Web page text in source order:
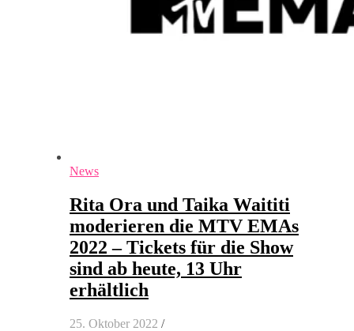
News
Rita Ora und Taika Waititi
moderieren die MTV EMAs
2022 – Tickets für die Show
sind ab heute, 13 Uhr
erhältlich
25. Oktober 2022 /